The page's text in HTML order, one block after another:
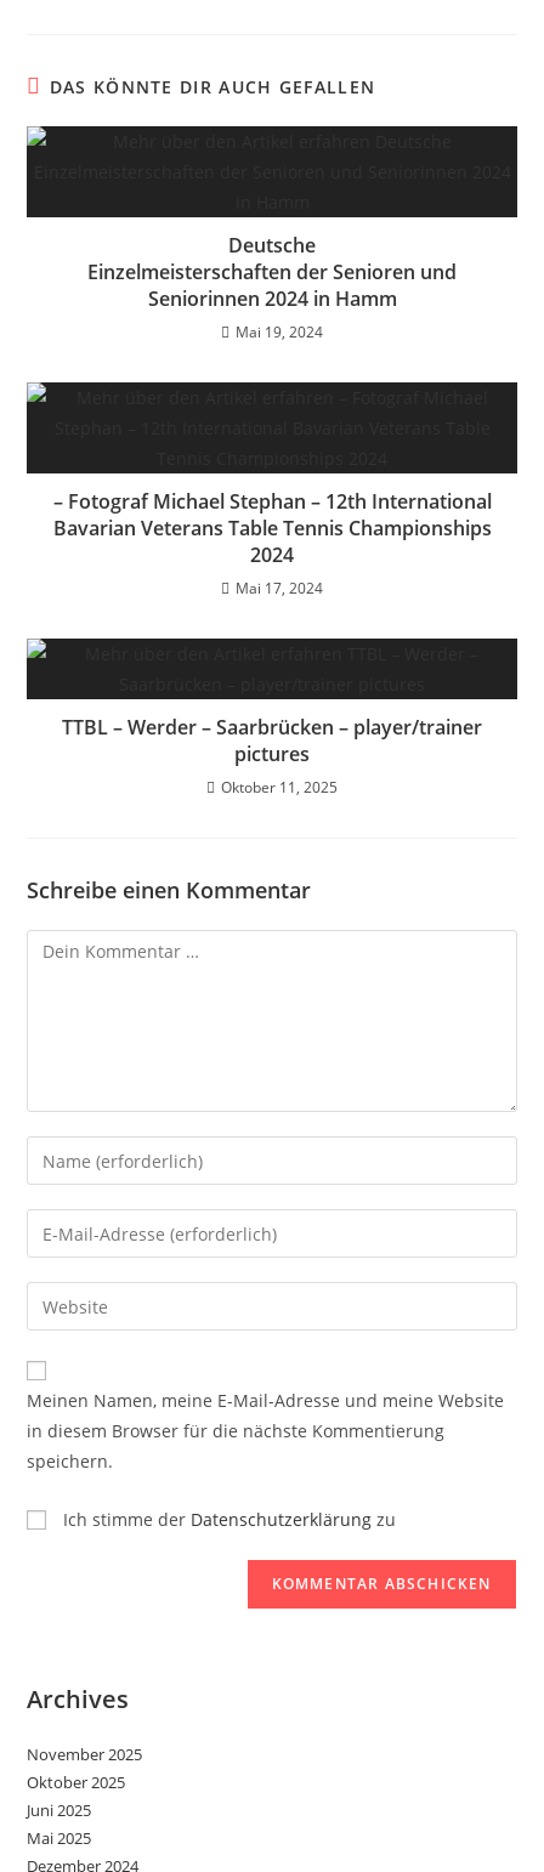
DAS KÖNNTE DIR AUCH GEFALLEN
Deutsche
Einzelmeisterschaften der Senioren und
Seniorinnen 2024 in Hamm
Mai 19, 2024
– Fotograf Michael Stephan – 12th International
Bavarian Veterans Table Tennis Championships
2024
Mai 17, 2024
TTBL – Werder – Saarbrücken – player/trainer
pictures
Oktober 11, 2025
Schreibe einen Kommentar
Meinen Namen, meine E-Mail-Adresse und meine Website
in diesem Browser für die nächste Kommentierung
speichern.
Ich stimme der Datenschutzerklärung zu
Archives
November 2025
Oktober 2025
Juni 2025
Mai 2025
Dezember 2024